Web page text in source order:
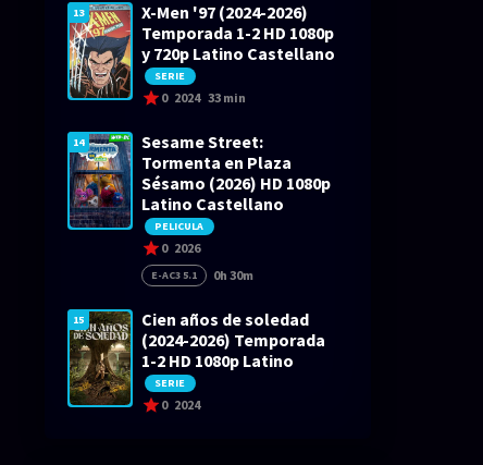
13
X-Men '97 (2024-2026)
Temporada 1-2 HD 1080p
y 720p Latino Castellano
SERIE
0 2024 33 min
14
Sesame Street:
Tormenta en Plaza
Sésamo (2026) HD 1080p
Latino Castellano
PELICULA
0 2026
E-AC3 5.1 0h 30m
15
Cien años de soledad
(2024-2026) Temporada
1-2 HD 1080p Latino
SERIE
0 2024